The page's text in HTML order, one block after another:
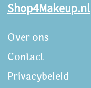
Shop4Makeup.nl
Over ons
Contact
Privacybeleid